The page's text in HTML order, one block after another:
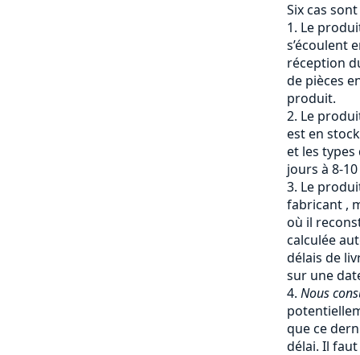
Six cas
Le
s’écoulent
réception
de pièces
produit.
Le
est en
et les types
jours à 8-
Le
fabricant ,
où il
calculée
délais de
sur une
Nous
que ce
délai. Il